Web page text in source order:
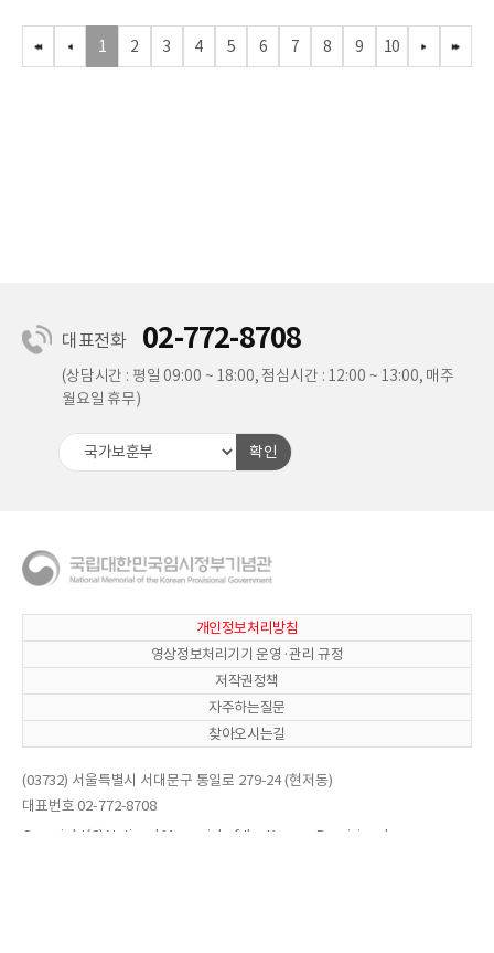
처음 1 2 3 4 5 6 7 8 9 10
대표전화 02-772-8708
(상담시간 : 평일 09:00 ~ 18:00, 점심시간 : 12:00 ~ 13:00, 매주
월요일 휴무)
확인
개인정보처리방침
영상정보처리기기 운영·관리 규정
저작권정책
자주하는질문
찾아오시는길
(03732) 서울특별시 서대문구 통일로 279-24 (현저동)
대표번호 02-772-8708
Copyright(C) National Memorial of the Korean Provisional